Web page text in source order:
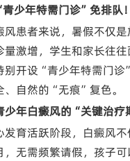
青少年特需门诊”免排
风患者来说，暑假不仅
量激增，学生和家长往
别开设“青少年特需门
自然的“无痕”复色。
少年白癜风的“关键治疗
育活跃阶段，白癜风
无需频繁请假，孩子